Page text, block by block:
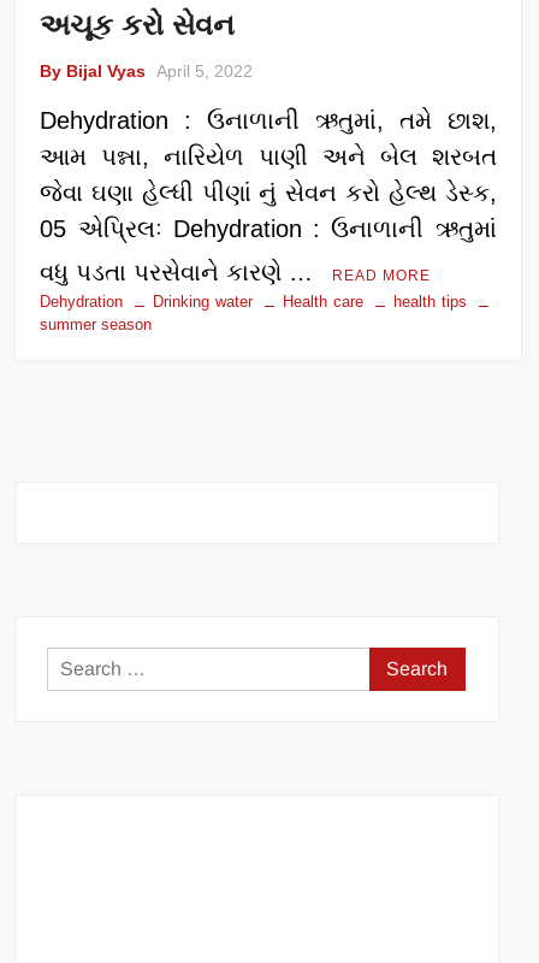
અચૂક કરો સેવન
By Bijal Vyas April 5, 2022
Dehydration : ઉનાળાની ઋતુમાં, તમે છાશ,
આમ પન્ના, નારિયેળ પાણી અને બેલ શરબત
જેવા ઘણા હેલ્ધી પીણાં નું સેવન કરો હેલ્થ ડેસ્ક,
05 એપ્રિલઃ Dehydration : ઉનાળાની ઋતુમાં
વધુ પડતા પરસેવાને કારણે …
READ MORE
Dehydration Drinking water Health care
health tips
summer season
Search